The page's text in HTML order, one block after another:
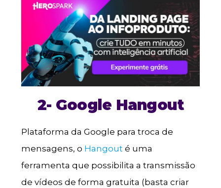
2- Google Hangout
Plataforma da Google para troca de
mensagens, o Hangouté uma
ferramenta que possibilita a transmissão
de vídeos de forma gratuita (basta criar